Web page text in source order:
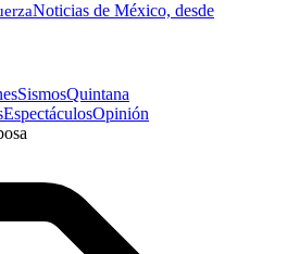
Noticias de México, desde
SismosQuintana
EspectáculosOpinión